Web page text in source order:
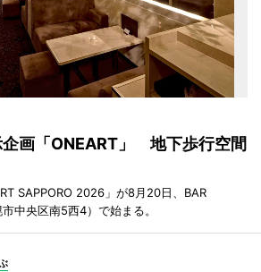
企画「ONEART」 地下歩行空間
SAPPORO 2026」が8月20日、BAR
中央区南5西4）で始まる。